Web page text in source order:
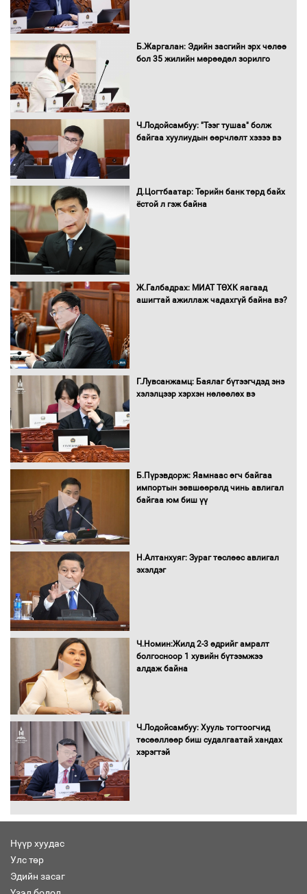
шилжиж, найр наадам, зөвлөгөөн,
гадаад томилолтыг хориглолоо
Сайд нар төсвөө хэрхэн зарцуулах вэ?
Засгийн газрын ээлжит хуралдаан
Автомашинд улсын дугаарын тэгш,
сондгойгоор шатахуун олгоно
татвар ногдуулахгүй байх эрх зүйн
орчныг бүрдүүллээ
баримт
30 хоногийн хугацаатай үүрэг өглөө
өгөхөөр болов
Б.Жаргалан: Эдийн засгийн эрх чөлөө
бол 35 жилийн мөрөөдөл зорилго
Ч.Лодойсамбуу: "Тээг тушаа" болж
байгаа хуулиудын өөрчлөлт хэзээ вэ
Д.Цогтбаатар: Төрийн банк төрд байх
ёстой л гэж байна
Ж.Галбадрах: МИАТ ТӨХК яагаад
ашигтай ажиллаж чадахгүй байна вэ?
Г.Лувсанжамц: Баялаг бүтээгчдэд энэ
хэлэлцээр хэрхэн нөлөөлөх вэ
Б.Пүрэвдорж: Яамнаас өгч байгаа
импортын зөвшөөрөлд чинь авлигал
байгаа юм биш үү
Н.Алтанхуяг: Зураг төслөөс авлигал
эхэлдэг
Ч.Номин:Жилд 2-3 өдрийг амралт
болгосноор 1 хувийн бүтээмжээ
алдаж байна
Ч.Лодойсамбуу: Хууль тогтоогчид
төсөөллөөр биш судалгаатай хандах
хэрэгтэй
Нүүр хуудас
Улс төр
Эдийн засаг